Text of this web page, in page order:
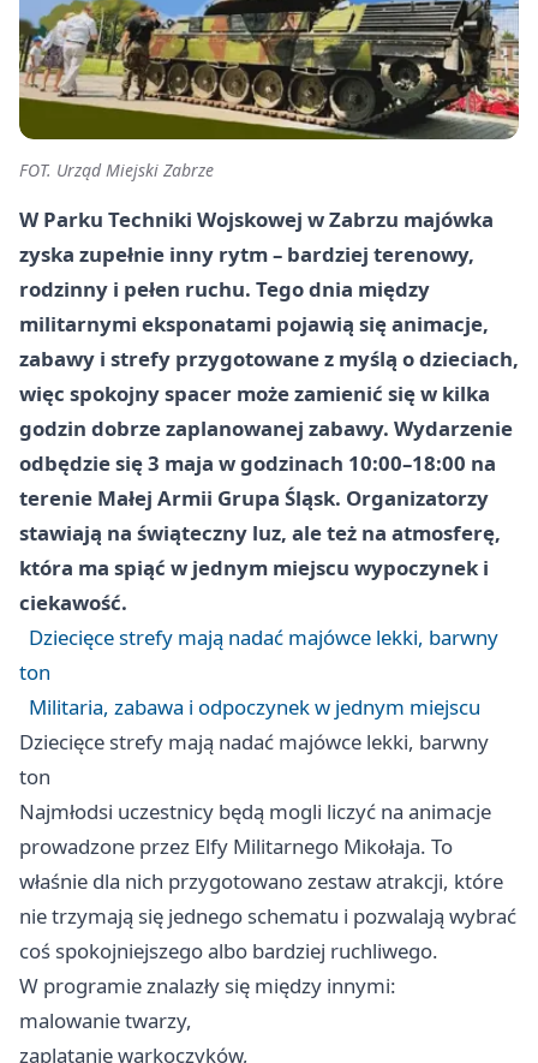
FOT. Urząd Miejski Zabrze
W Parku Techniki Wojskowej w Zabrzu majówka
zyska zupełnie inny rytm – bardziej terenowy,
rodzinny i pełen ruchu. Tego dnia między
militarnymi eksponatami pojawią się animacje,
zabawy i strefy przygotowane z myślą o dzieciach,
więc spokojny spacer może zamienić się w kilka
godzin dobrze zaplanowanej zabawy. Wydarzenie
odbędzie się 3 maja w godzinach 10:00–18:00 na
terenie Małej Armii Grupa Śląsk. Organizatorzy
stawiają na świąteczny luz, ale też na atmosferę,
która ma spiąć w jednym miejscu wypoczynek i
ciekawość.
Dziecięce strefy mają nadać majówce lekki, barwny
ton
Militaria, zabawa i odpoczynek w jednym miejscu
Dziecięce strefy mają nadać majówce lekki, barwny
ton
Najmłodsi uczestnicy będą mogli liczyć na animacje
prowadzone przez Elfy Militarnego Mikołaja. To
właśnie dla nich przygotowano zestaw atrakcji, które
nie trzymają się jednego schematu i pozwalają wybrać
coś spokojniejszego albo bardziej ruchliwego.
W programie znalazły się między innymi:
malowanie twarzy,
zaplatanie warkoczyków,